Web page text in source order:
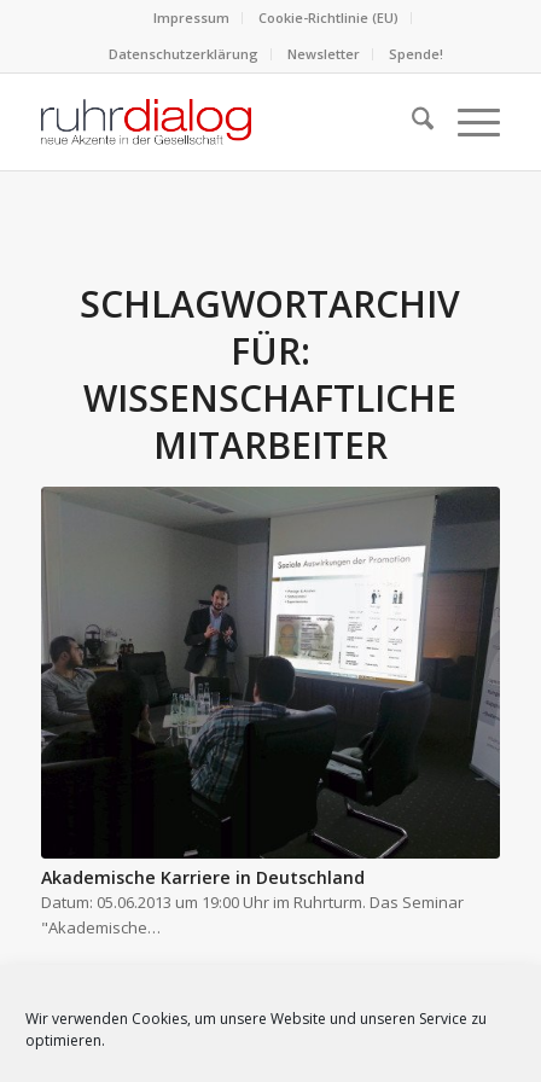
Wir verwenden Cookies, um unsere Website und unseren Service zu
optimieren.
Impressum
Cookie-Richtlinie (EU)
Datenschutzerklärung
Newsletter Spende!
SCHLAGWORTARCHIV
FÜR:
WISSENSCHAFTLICHE
MITARBEITER
Akademische Karriere in Deutschland
Datum: 05.06.2013 um 19:00 Uhr im Ruhrturm. Das Seminar
"Akademische…